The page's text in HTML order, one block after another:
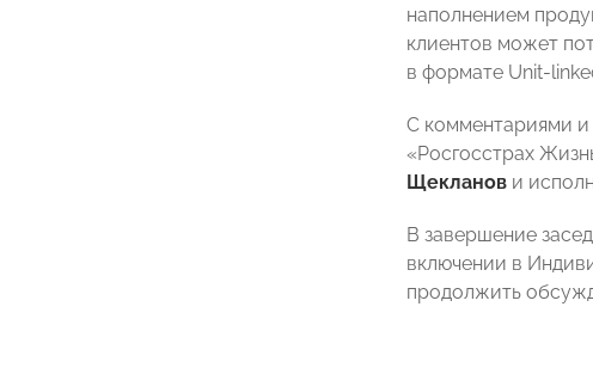
наполнением
клиентов может
в формате Unit-
С комментариями и
«Росгосстрах
Щекланов и
В завершение
включении в
продолжить